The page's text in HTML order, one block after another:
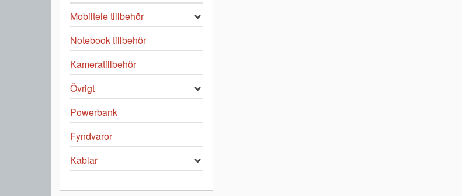
Mobiltele tillbehör
Notebook tillbehör
Kameratillbehör
Övrigt
Powerbank
Fyndvaror
Kablar